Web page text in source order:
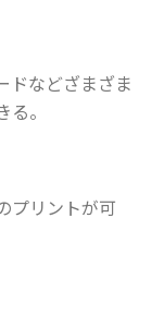
ドなどざまざま
。
プリントが可